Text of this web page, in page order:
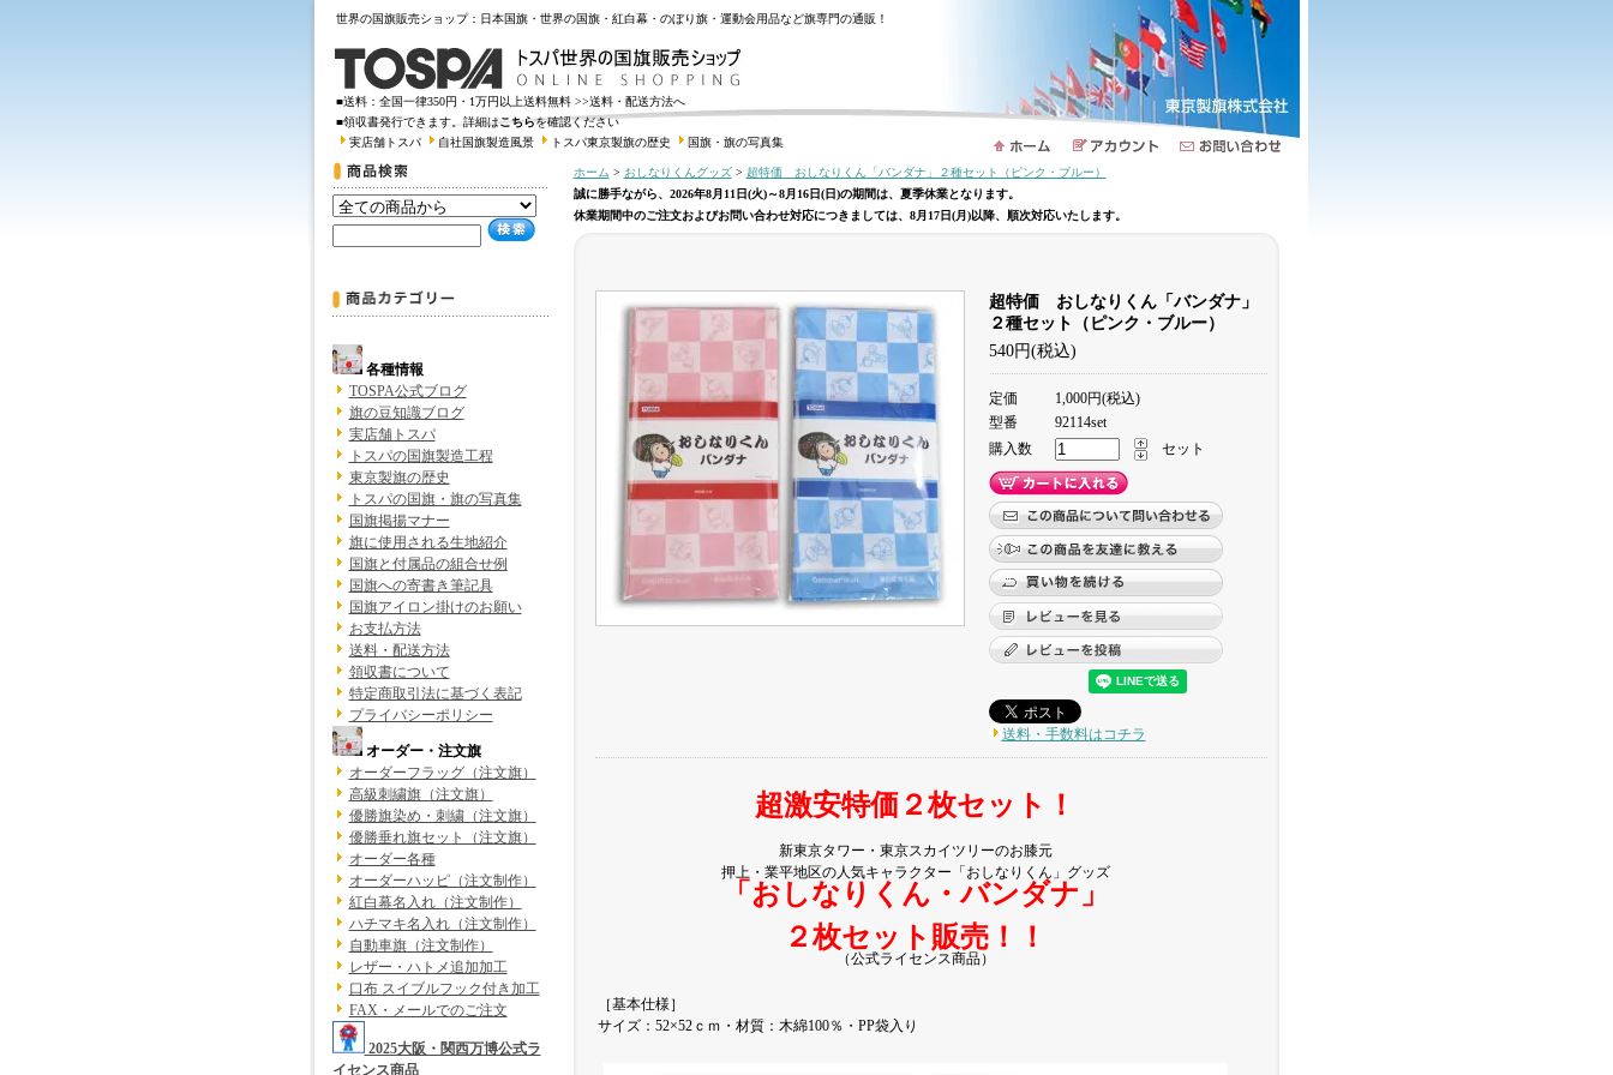
世界の国旗販売ショップ：日本国旗・世界の国旗・紅白幕・のぼり旗・運動会用品など旗専門の通販！
■送料：全国一律350円・1万円以上送料無料 >>送料・配送方法へ
■領収書発行できます。詳細はこちらを確認ください
実店舗トスパ
自社国旗製造風景 トスパ東京製旗の歴史 国旗・旗の写真集
各種情報
TOSPA公式ブログ
旗の豆知識ブログ
実店舗トスパ
トスパの国旗製造工程
東京製旗の歴史
トスパの国旗・旗の写真集
国旗掲揚マナー
旗に使用される生地紹介
国旗と付属品の組合せ例
国旗への寄書き筆記具
国旗アイロン掛けのお願い
お支払方法
送料・配送方法
領収書について
特定商取引法に基づく表記
プライバシーポリシー
オーダー・注文旗
オーダーフラッグ（注文旗）
高級刺繍旗（注文旗）
優勝旗染め・刺繍（注文旗）
優勝垂れ旗セット（注文旗）
オーダー各種
オーダーハッピ（注文制作）
紅白幕名入れ（注文制作）
ハチマキ名入れ（注文制作）
自動車旗（注文制作）
レザー・ハトメ追加加工
口布 スイブルフック付き加工
FAX・メールでのご注文
2025大阪・関西万博公式ラ
イセンス商品
ホーム > おしなりくんグッズ> 超特価 おしなりくん「バンダナ」２種セット（ピンク・ブルー）
誠に勝手ながら、2026年8月11日(火)～8月16日(日)の期間は、夏季休業となります。
休業期間中のご注文およびお問い合わせ対応につきましては、8月17日(月)以降、順次対応いたします。
超特価 おしなりくん「バンダナ」
２種セット（ピンク・ブルー）
540円(税込)
定価
1,000円(税込)
型番
92114set
購入数
セット
送料・手数料はコチラ
超激安特価２枚セット！
新東京タワー・東京スカイツリーのお膝元
押上・業平地区の人気キャラクター「おしなりくん」グッズ
「おしなりくん・バンダナ」
２枚セット販売！！
（公式ライセンス商品）
［基本仕様］
サイズ：52×52ｃｍ・材質：木綿100％・PP袋入り